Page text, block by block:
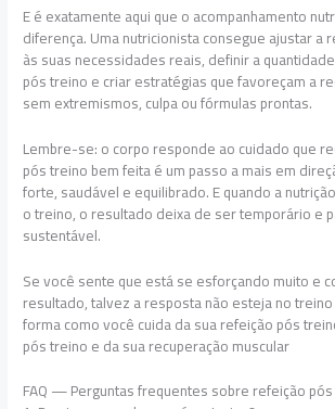
E é exatamente aqui que o acompanhamento
diferença. Uma nutricionista consegue ajustar a
às suas necessidades reais, definir a
pós treino e criar estratégias que favoreçam a
sem extremismos, culpa ou fórmulas prontas.
Lembre-se: o corpo responde ao cuidado que
pós treino bem feita é um passo a mais em
forte, saudável e equilibrado. E quando a
o treino, o resultado deixa de ser temporário e
sustentável.
Se você sente que está se esforçando muito e
resultado, talvez a resposta não esteja no
forma como você cuida da sua refeição pós
pós treino e da sua recuperação muscular
FAQ — Perguntas frequentes sobre refeição